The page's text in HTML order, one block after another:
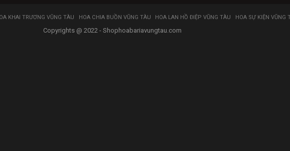
KHAI TRƯƠNG VŨNG TÀU HOA CHIA BUỒN VŨNG TÀU HOA LAN HỒ ĐIỆP VŨNG TÀU HOA SỰ KIỆN VŨNG
Copyrights @ 2022 - Shophoabariavungtau.com